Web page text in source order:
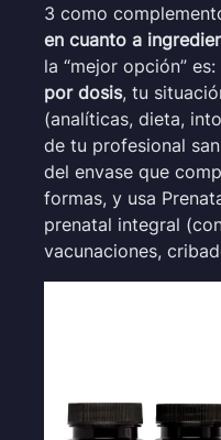
3 como
en cuanto a
la “mejor opción” es:
por dosis, tu
(analíticas, dieta,
de tu profesional
del envase que
formas, y usa
prenatal integral
vacunaciones,